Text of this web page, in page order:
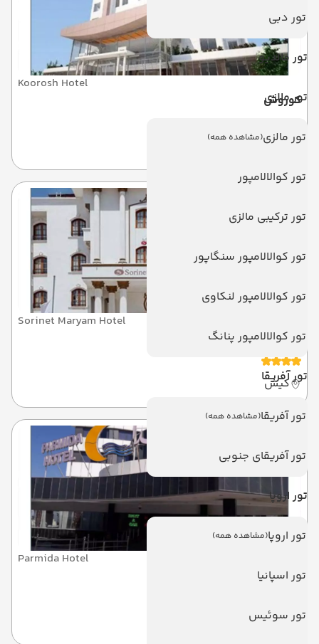
تور دبی
تور مالدیو
تور مالزی
تور مالزی(مشاهده همه)
تور کوالالامپور
تور ترکیبی مالزی
تور کوالالامپور سنگاپور
تور کوالالامپور لنکاوی
تور کوالالامپور پنانگ
تور آفریقا
تور آفریقا(مشاهده همه)
تور آفریقای جنوبی
تور اروپا
تور اروپا(مشاهده همه)
تور اسپانیا
تور سوئیس
Koorosh Hotel
کوروش
کیش
Sorinet Maryam Hotel
سورینت مریم
کیش
Parmida Hotel
پارمیدا
کیش